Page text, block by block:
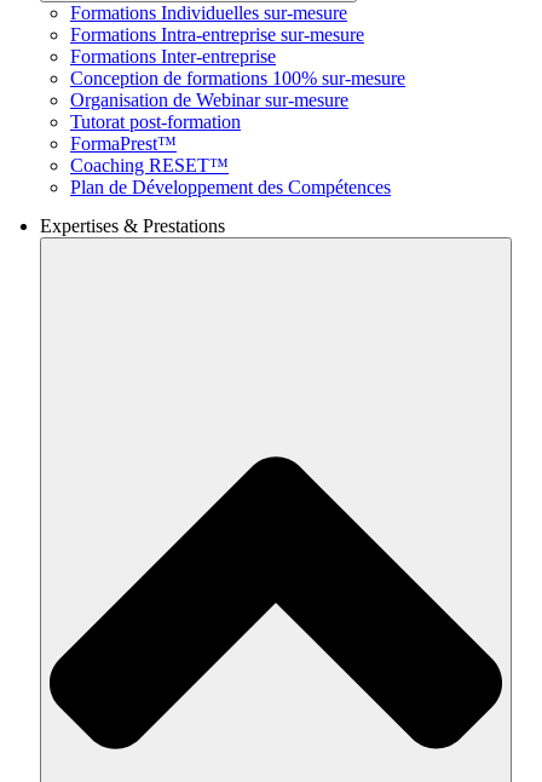
Formations Individuelles sur-mesure
Formations Intra-entreprise sur-mesure
Formations Inter-entreprise
Conception de formations 100% sur-mesure
Organisation de Webinar sur-mesure
Tutorat post-formation
FormaPrest™
Coaching RESET™
Plan de Développement des Compétences
Expertises & Prestations